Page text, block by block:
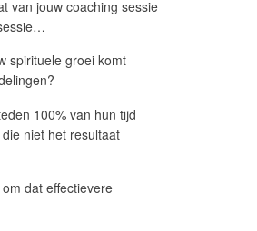
van jouw coaching sessie
spirituele groei komt
100% van hun tijd
niet het resultaat
dat effectievere